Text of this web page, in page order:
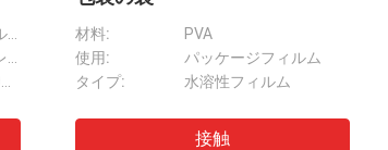
刺繍の裏付けのための100% PVAの冷た